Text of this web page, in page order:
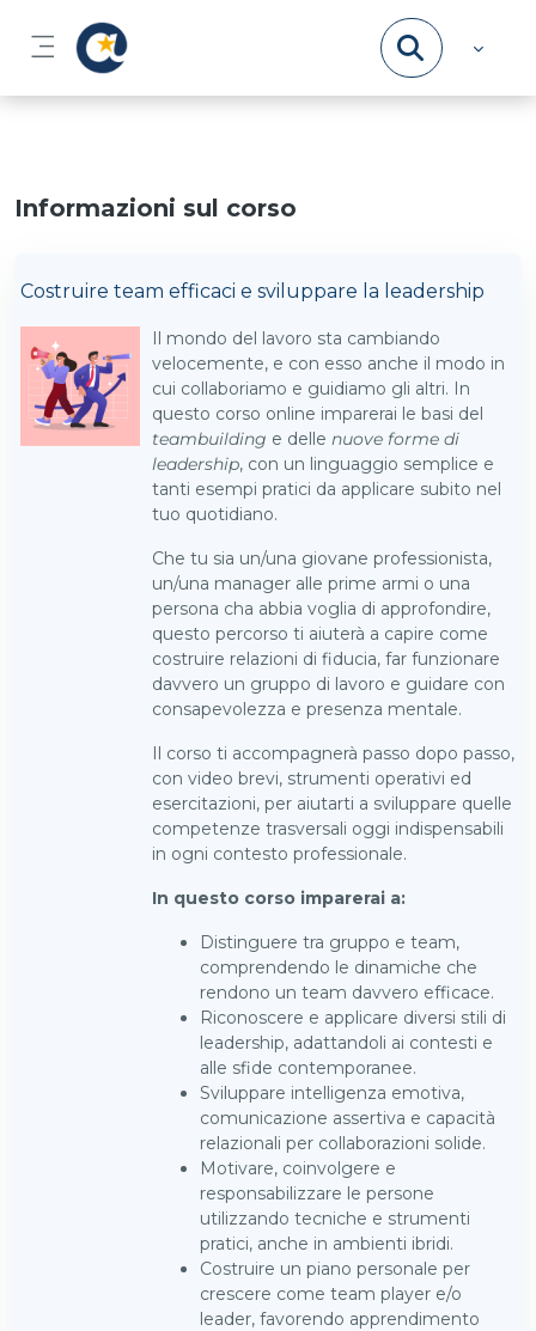
Pannello laterale
Informazioni sul corso
Costruire team efficaci e sviluppare la leadership
Il mondo del lavoro sta cambiando
velocemente, e con esso anche il modo in
cui collaboriamo e guidiamo gli altri. In
questo corso online imparerai le basi del
teambuilding e delle nuove forme di
leadership, con un linguaggio semplice e
tanti esempi pratici da applicare subito nel
tuo quotidiano.
Che tu sia un/una giovane professionista,
un/una manager alle prime armi o una
persona cha abbia voglia di approfondire,
questo percorso ti aiuterà a capire come
costruire relazioni di fiducia, far funzionare
davvero un gruppo di lavoro e guidare con
consapevolezza e presenza mentale.
Il corso ti accompagnerà passo dopo passo,
con video brevi, strumenti operativi ed
esercitazioni, per aiutarti a sviluppare quelle
competenze trasversali oggi indispensabili
in ogni contesto professionale.
In questo corso imparerai a:
Distinguere tra gruppo e team,
comprendendo le dinamiche che
rendono un team davvero efficace.
Riconoscere e applicare diversi stili di
leadership, adattandoli ai contesti e
alle sfide contemporanee.
Sviluppare intelligenza emotiva,
comunicazione assertiva e capacità
relazionali per collaborazioni solide.
Motivare, coinvolgere e
responsabilizzare le persone
utilizzando tecniche e strumenti
pratici, anche in ambienti ibridi.
Costruire un piano personale per
crescere come team player e/o
leader, favorendo apprendimento